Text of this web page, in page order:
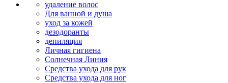
удаление волос
Для ванной и душа
уход за кожей
дезодоранты
депиляция
Личная гигиена
Солнечная Линия
Средства ухода для рук
Средства ухода для ног